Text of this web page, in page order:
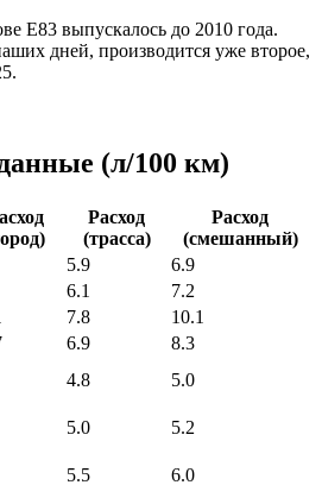
Е83 выпускалось до 2010 года.
дней, производится уже второе,
(л/100 км)
Расход
(трасса)
Расход
(смешанный)
5.9
6.9
6.1
7.2
7.8
10.1
6.9
8.3
4.8
5.0
5.0
5.2
5.5 6.0